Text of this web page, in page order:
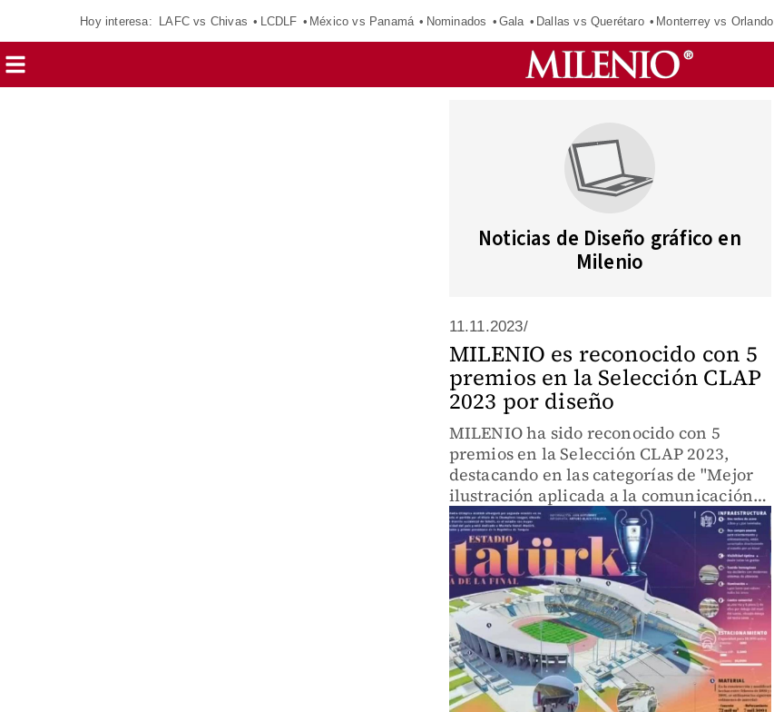
Hoy interesa: LAFC vs Chivas LCDLF México vs Panamá Nominados Gala Dallas vs Querétaro Monterrey vs Orlando
Noticias de Diseño gráfico en
Milenio
11.11.2023/
MILENIO es reconocido con 5
premios en la Selección CLAP
2023 por diseño
MILENIO ha sido reconocido con 5
premios en la Selección CLAP 2023,
destacando en las categorías de "Mejor
ilustración aplicada a la comunicación
publicitaria o promocional" y "Mejor
diseño de diario, revista o medio
impreso".